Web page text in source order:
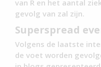
van R en het aantal
gevolg van zal zijn.
Superspread
Volgens de laatste
de voet worden